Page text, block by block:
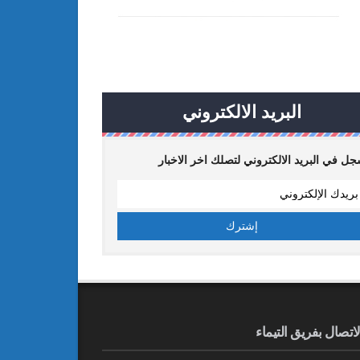
البريد الالكتروني
في البريد الالكتروني لتصلك اخر الاخبار
الاتصال بفريق التيماء